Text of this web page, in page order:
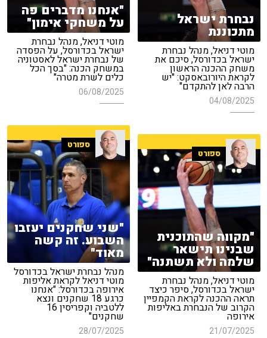
"אנחנו מדברים פה
על משחקי אימון"
מוטי דניאל, מנהל נבחרת
ישראל בכדורסל, על הפסדה
של נבחרת ישראל לאסטוניה
במשחק הכנה: "בסך הכל
כלים לשרת מטרה"
06/08/2025
נבחרת ישראל
מתכוננת
מוטי דניאל, מנהל נבחרת
ישראל בכדורסל, סיכם את
משחק ההכנה הראשון
לקראת היורובאסקט: "יש
הרבה לאן להתקדם"
04/08/2025
ספורט
"שני שחקנים יעזבו
השבוע. זה קשה
מאוד"
מנהל נבחרת ישראל בכדורסל
מוטי דניאל לקראת אליפות
אירופה בכדורסל: "אנחנו
כרגע 18 שחקנים ונצא
ללטביה וקפריסין 16
שחקנים"
28/07/2025
ספורט
"מקווה שהתוכנית
שבנינו תישאר
שלמה ולא תשתנה"
מוטי דניאל, מנהל נבחרת
ישראל בכדורסל, סיפר כיצד
תראה ההכנה לקראת הקמפיין
הקרוב של הנבחרת באליפות
אירופה
21/07/2025